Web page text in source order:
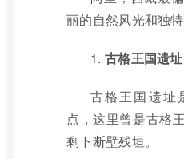
丽的自然风光和独特
1. 古格王国遗址
古格王国遗址
点，这里曾是古格
剩下断壁残垣。